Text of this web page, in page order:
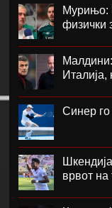
Мурињо:
физички
Синер го
врвот на